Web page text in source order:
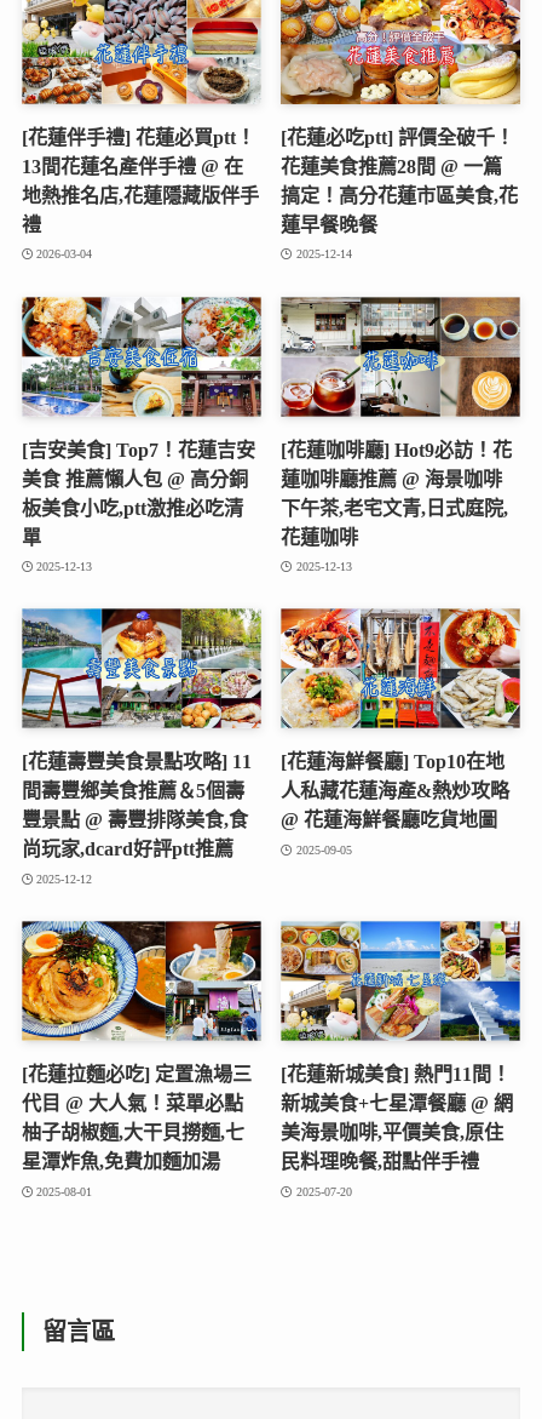
[花蓮伴手禮] 花蓮必買ptt！
13間花蓮名產伴手禮 @ 在
地熱推名店,花蓮隱藏版伴手
禮
2026-03-04
[花蓮必吃ptt] 評價全破千！
花蓮美食推薦28間 @ 一篇
搞定！高分花蓮市區美食,花
蓮早餐晚餐
2025-12-14
[吉安美食] Top7！花蓮吉安
美食 推薦懶人包 @ 高分銅
板美食小吃,ptt激推必吃清
單
2025-12-13
[花蓮咖啡廳] Hot9必訪！花
蓮咖啡廳推薦 @ 海景咖啡
下午茶,老宅文青,日式庭院,
花蓮咖啡
2025-12-13
[花蓮壽豐美食景點攻略] 11
間壽豐鄉美食推薦＆5個壽
豐景點 @ 壽豐排隊美食,食
尚玩家,dcard好評ptt推薦
2025-12-12
[花蓮海鮮餐廳] Top10在地
人私藏花蓮海產&熱炒攻略
@ 花蓮海鮮餐廳吃貨地圖
2025-09-05
[花蓮拉麵必吃] 定置漁場三
代目 @ 大人氣！菜單必點
柚子胡椒麵,大干貝撈麵,七
星潭炸魚,免費加麵加湯
2025-08-01
[花蓮新城美食] 熱門11間！
新城美食+七星潭餐廳 @ 網
美海景咖啡,平價美食,原住
民料理晚餐,甜點伴手禮
2025-07-20
留言區